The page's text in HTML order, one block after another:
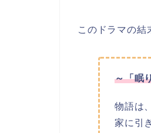
このドラマの結
～「眠
物語は
家に引